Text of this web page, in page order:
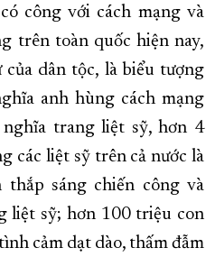
công với cách mạng và
trên toàn quốc hiện nay,
dân tộc, là biểu tượng
anh hùng cách mạng
trang liệt sỹ, hơn 4
các liệt sỹ trên cả nước là
sáng chiến công và
liệt sỹ; hơn 100 triệu con
cảm dạt dào, thấm đẫm